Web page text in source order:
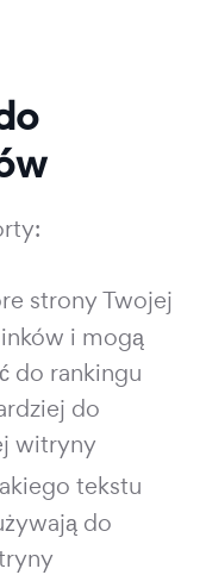
strony Twojej
i mogą
do rankingu
do
witryny
tekstu
do